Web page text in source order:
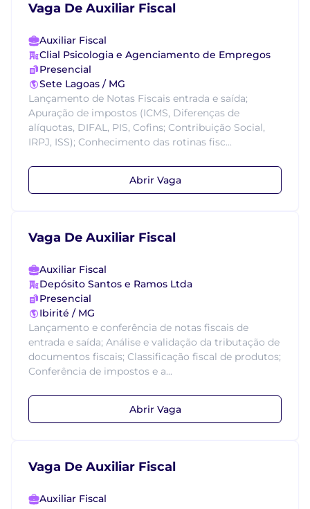
Vaga De Auxiliar Fiscal
Auxiliar Fiscal
Clial Psicologia e Agenciamento de Empregos
Presencial
Sete Lagoas / MG
Lançamento de Notas Fiscais entrada e saída;
Apuração de impostos (ICMS, Diferenças de
alíquotas, DIFAL, PIS, Cofins; Contribuição Social,
IRPJ, ISS); Conhecimento das rotinas fisc...
Abrir Vaga
Vaga De Auxiliar Fiscal
Auxiliar Fiscal
Depósito Santos e Ramos Ltda
Presencial
Ibirité / MG
Lançamento e conferência de notas fiscais de
entrada e saída; Análise e validação da tributação de
documentos fiscais; Classificação fiscal de produtos;
Conferência de impostos e a...
Abrir Vaga
Vaga De Auxiliar Fiscal
Auxiliar Fiscal